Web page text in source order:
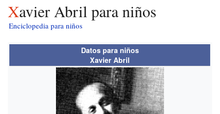
Xavier Abril para niños
Enciclopedia para niños
Datos para niños
Xavier Abril